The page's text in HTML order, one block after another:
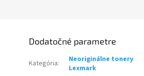
Dodatočné parametre
Kategória:
Neoriginálne tonery
Lexmark